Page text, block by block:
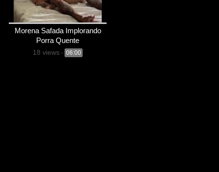
Morena Safada Implorando
Porra Quente
18 views - 06:00